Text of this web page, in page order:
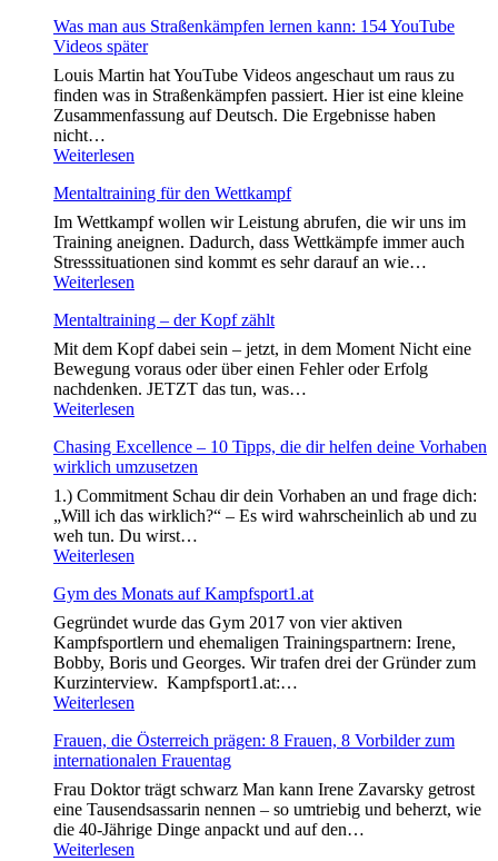
A
short
History
Was man aus Straßenkämpfen lernen kann: 154 YouTube
Videos später
Louis Martin hat YouTube Videos angeschaut um raus zu
finden was in Straßenkämpfen passiert. Hier ist eine kleine
Zusammenfassung auf Deutsch. Die Ergebnisse haben
nicht…
Weiterlesen
aus
Straßenkämpfen
lernen
kann:
154
YouTube
Videos
später
Mentaltraining für den Wettkampf
Im Wettkampf wollen wir Leistung abrufen, die wir uns im
Training aneignen. Dadurch, dass Wettkämpfe immer auch
Stresssituationen sind kommt es sehr darauf an wie…
Weiterlesen
den
Wettkampf
Mentaltraining – der Kopf zählt
Mit dem Kopf dabei sein – jetzt, in dem Moment Nicht eine
Bewegung voraus oder über einen Fehler oder Erfolg
nachdenken. JETZT das tun, was…
Weiterlesen
der
Kopf
zählt
Chasing Excellence – 10 Tipps, die dir helfen deine Vorhaben
wirklich umzusetzen
1.) Commitment Schau dir dein Vorhaben an und frage dich:
„Will ich das wirklich?“ – Es wird wahrscheinlich ab und zu
weh tun. Du wirst…
Weiterlesen
–
10
Tipps,
die
dir
helfen
deine
Vorhaben
wirklich
umzusetzen
Gym des Monats auf Kampfsport1.at
Gegründet wurde das Gym 2017 von vier aktiven
Kampfsportlern und ehemaligen Trainingspartnern: Irene,
Bobby, Boris und Georges. Wir trafen drei der Gründer zum
Kurzinterview. Kampfsport1.at:…
Weiterlesen
Monats
auf
Kampfsport1.at
Frauen, die Österreich prägen: 8 Frauen, 8 Vorbilder zum
internationalen Frauentag
Frau Doktor trägt schwarz Man kann Irene Zavarsky getrost
eine Tausendsassarin nennen – so umtriebig und beherzt, wie
die 40-Jährige Dinge anpackt und auf den…
Weiterlesen